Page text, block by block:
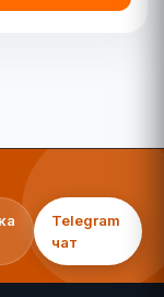
Telegram
чат